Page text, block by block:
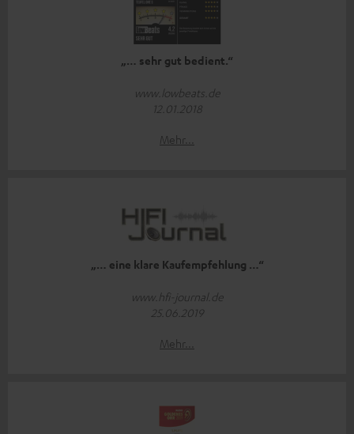
„… sehr gut bedient.“
www.lowbeats.de
12.01.2018
Mehr...
„… eine klare Kaufempfehlung …“
www.hfi-journal.de
25.06.2019
Mehr...